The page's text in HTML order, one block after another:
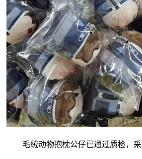
毛绒动物抱枕公仔已通过质检，